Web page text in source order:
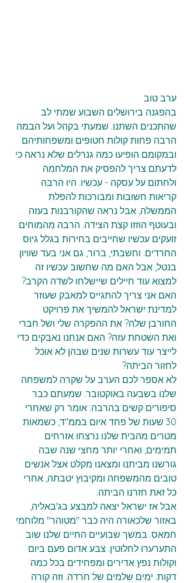
ערב טוב
בהפגנה בירושלים השבוע שמתי לב
שהתכנים השתנו. שמעתי בקהל ועל הבמה
הרבה פחות קולות חטופים ומשפחותיהם
ובמקומם הופיעו כמה גנרלים שלא נראה כי
לדעתם צריך להפסיק את המלחמה
ולחתום על עסקה - עכשיו. היו הרבה
קריאות חשובות ומבורכות להפלת
הממשלה, אבל נראה שהקורבנות בעזה
ובעוטף הוזזו קצת הצידה. הרבה מהמוחים
זועקים עכשיו שחייבים בחירות בגלל גיוס
החרדים. וחשבתי, ברור, גם אני בעד שוויון
בנטל, אבל האם מה שחשוב עכשיו זה
למצוא עוד חיילים שיישלחו לשדה הקרב?
האם אני צריך להתגייס למאבק שעוזר
למדינת ישראל להמשיך את פרויקט
החורבן שלה? את ההפקרה שלי ושל חברי
ואת השטחת עזה? האם אנחנו נאבקים כדי
לייצר עוד עשרות שנים שבהן לא אוכל
לחזור הביתה?
לא אספר לכם הערב על שקרה למשפחה
שלנו בשבעה באוקטובר. שמעתם כבר
סיפורים קשים בהרבה. אומר רק שאחרי
30 שעות של פחד איום בממ"ד, כשמאות
מטרים מהבית שלנו נרצחו אזרחים
תמימים, ואחרי יותר מחצי שנה שבה
גורשנו מביתנו ומצאנו מקלט אצל אנשים
טובים מהמשפחה ומקיבוץ יטבתה, אחרי
כל זאת חזרנו הביתה.
אבל אז ישראל יצאה למבצע בג'באליה,
באזור שלכאורה היה כבר "מטוהר" מלוחמי
חמאס. במשך שבועיים החיים שלנו שוב
התערערו לחלוטין. צבע אדום פעם ביום
וקולות נפץ אדירים ומפחידים בכל כמה
דקות. ימים שלמים של חרדה. וזה קורה